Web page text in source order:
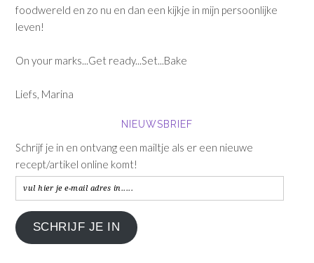
foodwereld en zo nu en dan een kijkje in mijn persoonlijke
leven!
On your marks...Get ready...Set...Bake
Liefs, Marina
NIEUWSBRIEF
Schrijf je in en ontvang een mailtje als er een nieuwe
recept/artikel online komt!
vul
hier
je
e-
SCHRIJF JE IN